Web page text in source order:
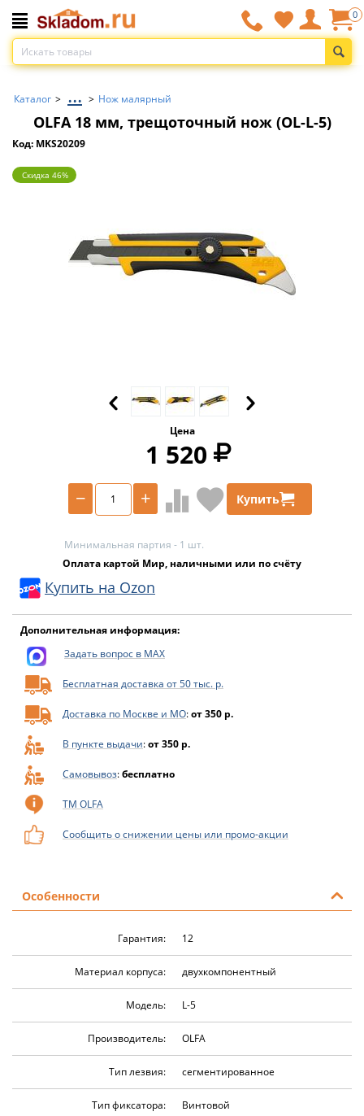
0
Каталог > ... > Нож малярный
OLFA 18 мм, трещоточный нож (OL-L-5)
Код: MKS20209
Скидка 46%
Цена
1 520
+
− Купить
Минимальная партия - 1 шт.
Оплата картой Мир, наличными или по счёту
Купить на Ozon
Дополнительная информация:
Задать вопрос в MAX
Бесплатная доставка от 50 тыс. р.
Доставка по Москве и МО:от 350 р.
В пункте выдачи:от 350 р.
Самовывоз:бесплатно
ТМ OLFA
Сообщить о снижении цены или промо-акции
Особенности
Гарантия: 12
Материал корпуса: двухкомпонентный
Модель: L-5
Производитель: OLFA
Тип лезвия: сегментированное
Тип фиксатора: Винтовой